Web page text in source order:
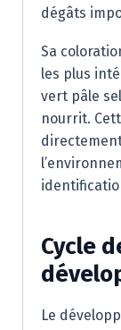
dégâts
Sa
les plus
vert pâle
nourrit.
Cycle
Le